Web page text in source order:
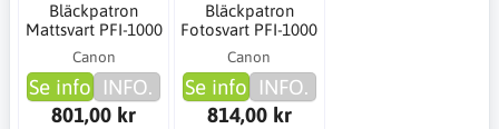
Bläckpatron
Mattsvart PFI-1000
Canon
Se info INFO.
801,00 kr
Bläckpatron
Fotosvart PFI-1000
Canon
Se info INFO.
814,00 kr